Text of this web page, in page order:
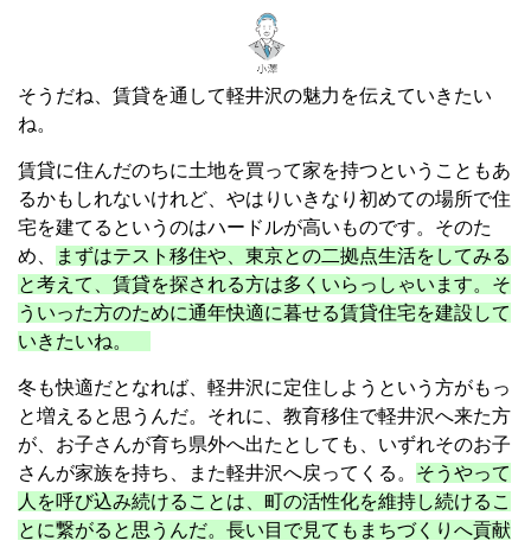
そうだね、賃貸を通して軽井沢の魅力を伝えていきたい
ね。
賃貸に住んだのちに土地を買って家を持つということもあ
るかもしれないけれど、やはりいきなり初めての場所で住
宅を建てるというのはハードルが高いものです。そのた
め、
まずはテスト移住や、東京との二拠点生活をしてみる
と考えて、賃貸を探される方は多くいらっしゃいます。そ
ういった方のために通年快適に暮せる賃貸住宅を建設して
いきたいね。
冬も快適だとなれば、軽井沢に定住しようという方がもっ
と増えると思うんだ。それに、教育移住で軽井沢へ来た方
が、お子さんが育ち県外へ出たとしても、いずれそのお子
さんが家族を持ち、また軽井沢へ戻ってくる。 そうやって
人を呼び込み続けることは、町の活性化を維持し続けるこ
とに繋がると思うんだ。長い目で見てもまちづくりへ貢献